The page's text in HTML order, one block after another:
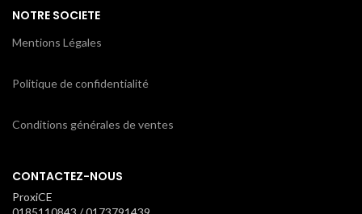
NOTRE SOCIETE
Mentions Légales
Politique de confidentialité
Conditions générales de ventes
CONTACTEZ-NOUS
ProxiCE